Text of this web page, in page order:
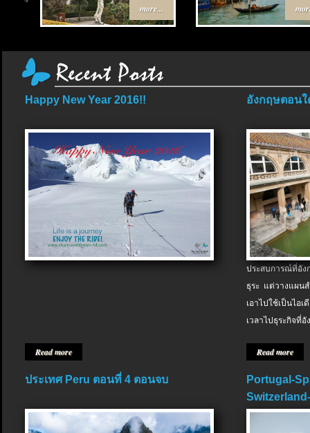
more...
Happy New Year 2016!!
Read more
อังกฤษตอนใ
ประสบการณ์ที่อัง
ธุระ แต่วางแผน
เอาไปใช้เป็นไอ
เวลาไปธุระกิจที่อั
Read more
ประเทศ Peru ตอนที่ 4 ตอนจบ
Portugal-